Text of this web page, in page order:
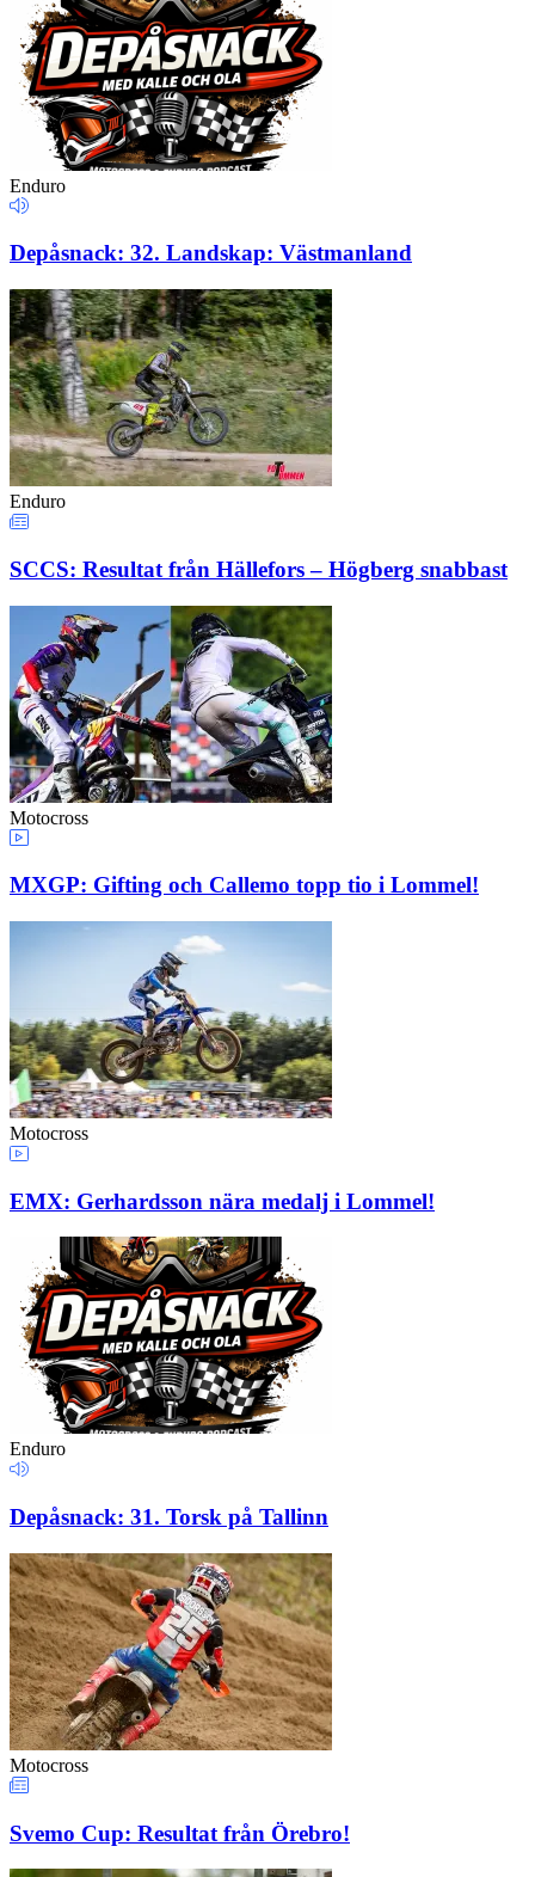
Enduro
Depåsnack: 32. Landskap: Västmanland
Enduro
SCCS: Resultat från Hällefors – Högberg snabbast
Motocross
MXGP: Gifting och Callemo topp tio i Lommel!
Motocross
EMX: Gerhardsson nära medalj i Lommel!
Enduro
Depåsnack: 31. Torsk på Tallinn
Motocross
Svemo Cup: Resultat från Örebro!